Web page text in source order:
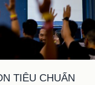
TIÊU CHUẨN